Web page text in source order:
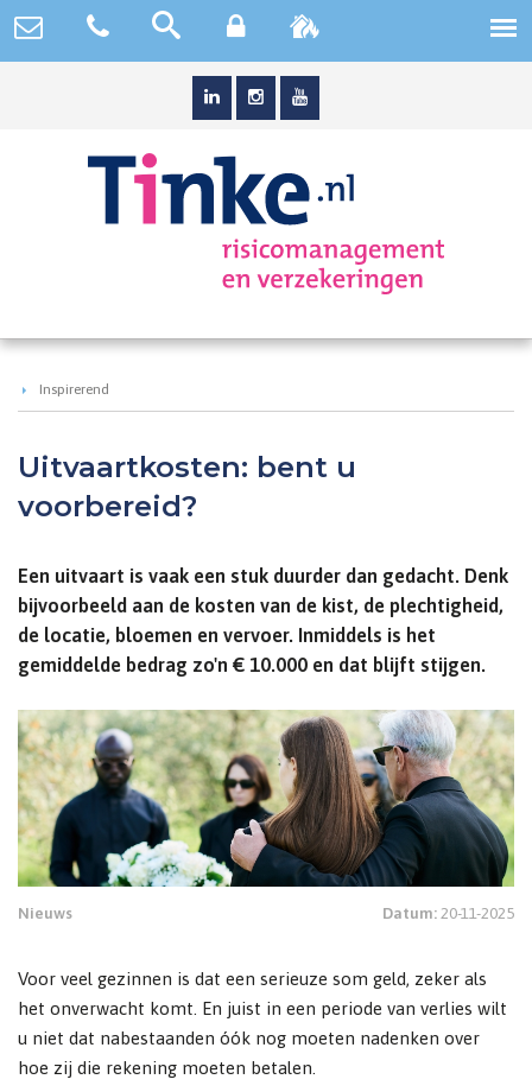
Inspirerend
Uitvaartkosten: bent u
voorbereid?
Een uitvaart is vaak een stuk duurder dan gedacht. Denk
bijvoorbeeld aan de kosten van de kist, de plechtigheid,
de locatie, bloemen en vervoer. Inmiddels is het
gemiddelde bedrag zo'n € 10.000 en dat blijft stijgen.
Nieuws Datum:20-11-2025
Voor veel gezinnen is dat een serieuze som geld, zeker als
het onverwacht komt. En juist in een periode van verlies wilt
u niet dat nabestaanden óók nog moeten nadenken over
hoe zij die rekening moeten betalen.